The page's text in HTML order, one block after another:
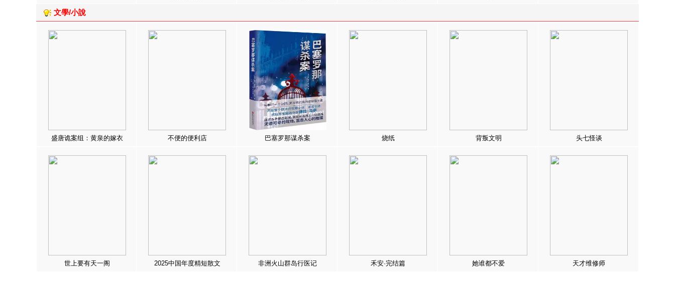
文學/小說
盛唐诡案组：黄泉的嫁衣 不便的便利店 巴塞罗那谋杀案 烧纸 背叛文明 头七怪谈
世上要有天一阁 2025中国年度精短散文 非洲火山群岛行医记 禾安·完结篇 她谁都不爱 天才维修师